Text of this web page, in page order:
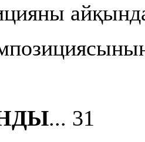
... 31